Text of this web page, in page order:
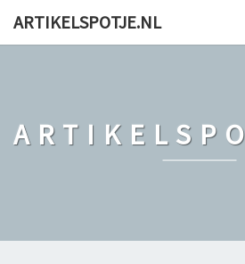
ARTIKELSPOTJE.NL